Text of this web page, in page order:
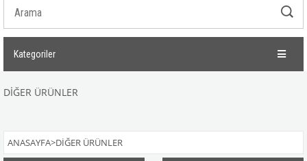
Kategoriler
DİĞER ÜRÜNLER
ANASAYFA>DİĞER ÜRÜNLER